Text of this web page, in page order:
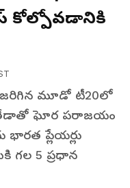
కోల్పోవడానికి
జరిగిన మూడో టీ20లో
తేడాతో ఘోర పరాజయం
భారత ప్లేయర్లు
గల 5 ప్రధాన